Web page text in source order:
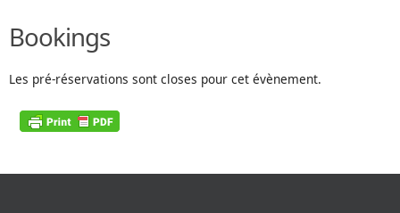
Bookings
Les pré-réservations sont closes pour cet évènement.